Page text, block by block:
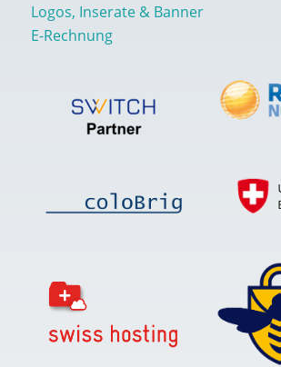
Logos, Inserate & Banner
E-Rechnung